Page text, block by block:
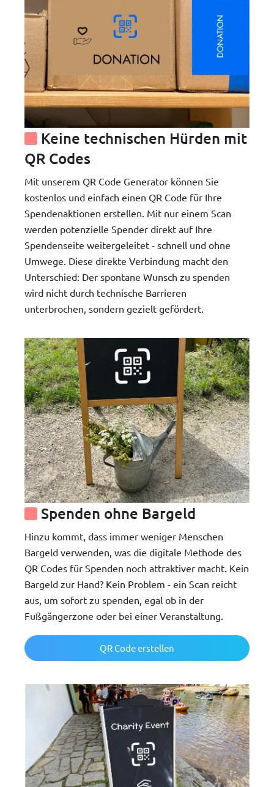
Keine technischen Hürden mit
QR Codes
Mit unserem QR Code Generator können Sie
kostenlos und einfach einen QR Code für Ihre
Spendenaktionen erstellen. Mit nur einem Scan
werden potenzielle Spender direkt auf Ihre
Spendenseite weitergeleitet - schnell und ohne
Umwege. Diese direkte Verbindung macht den
Unterschied: Der spontane Wunsch zu spenden
wird nicht durch technische Barrieren
unterbrochen, sondern gezielt gefördert.
Spenden ohne Bargeld
Hinzu kommt, dass immer weniger Menschen
Bargeld verwenden, was die digitale Methode des
QR Codes für Spenden noch attraktiver macht. Kein
Bargeld zur Hand? Kein Problem - ein Scan reicht
aus, um sofort zu spenden, egal ob in der
Fußgängerzone oder bei einer Veranstaltung.
QR Code erstellen